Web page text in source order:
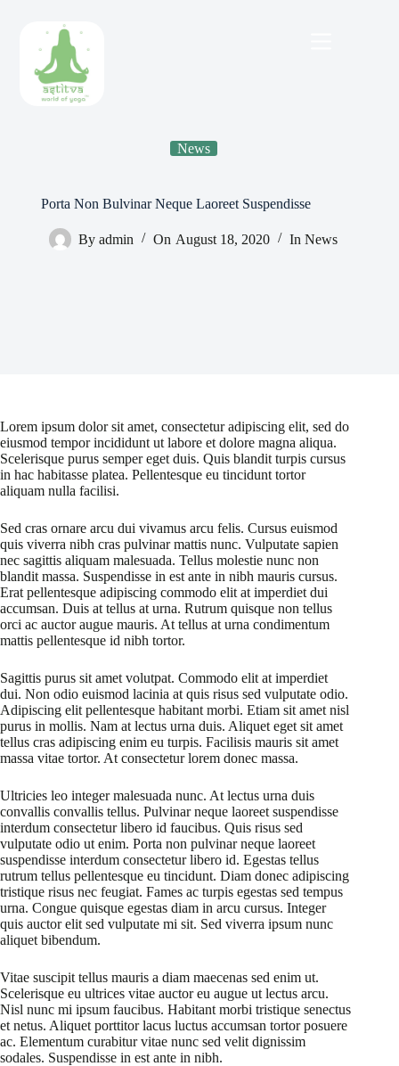
News
Porta Non Bulvinar Neque Laoreet Suspendisse
By admin On August 18, 2020 In News
Lorem ipsum dolor sit amet, consectetur adipiscing elit, sed do
eiusmod tempor incididunt ut labore et dolore magna aliqua.
Scelerisque purus semper eget duis. Quis blandit turpis cursus
in hac habitasse platea. Pellentesque eu tincidunt tortor
aliquam nulla facilisi.
Sed cras ornare arcu dui vivamus arcu felis. Cursus euismod
quis viverra nibh cras pulvinar mattis nunc. Vulputate sapien
nec sagittis aliquam malesuada. Tellus molestie nunc non
blandit massa. Suspendisse in est ante in nibh mauris cursus.
Erat pellentesque adipiscing commodo elit at imperdiet dui
accumsan. Duis at tellus at urna. Rutrum quisque non tellus
orci ac auctor augue mauris. At tellus at urna condimentum
mattis pellentesque id nibh tortor.
Sagittis purus sit amet volutpat. Commodo elit at imperdiet
dui. Non odio euismod lacinia at quis risus sed vulputate odio.
Adipiscing elit pellentesque habitant morbi. Etiam sit amet nisl
purus in mollis. Nam at lectus urna duis. Aliquet eget sit amet
tellus cras adipiscing enim eu turpis. Facilisis mauris sit amet
massa vitae tortor. At consectetur lorem donec massa.
Ultricies leo integer malesuada nunc. At lectus urna duis
convallis convallis tellus. Pulvinar neque laoreet suspendisse
interdum consectetur libero id faucibus. Quis risus sed
vulputate odio ut enim. Porta non pulvinar neque laoreet
suspendisse interdum consectetur libero id. Egestas tellus
rutrum tellus pellentesque eu tincidunt. Diam donec adipiscing
tristique risus nec feugiat. Fames ac turpis egestas sed tempus
urna. Congue quisque egestas diam in arcu cursus. Integer
quis auctor elit sed vulputate mi sit. Sed viverra ipsum nunc
aliquet bibendum.
Vitae suscipit tellus mauris a diam maecenas sed enim ut.
Scelerisque eu ultrices vitae auctor eu augue ut lectus arcu.
Nisl nunc mi ipsum faucibus. Habitant morbi tristique senectus
et netus. Aliquet porttitor lacus luctus accumsan tortor posuere
ac. Elementum curabitur vitae nunc sed velit dignissim
sodales. Suspendisse in est ante in nibh.